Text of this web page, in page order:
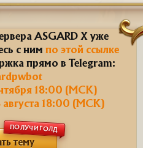
ASGARD X уже
с ним по этой ссылке
прямо в Telegram:
18:00 (МСК)
августа 18:00 (МСК)
тему
ПОЛУЧИ ГОЛД